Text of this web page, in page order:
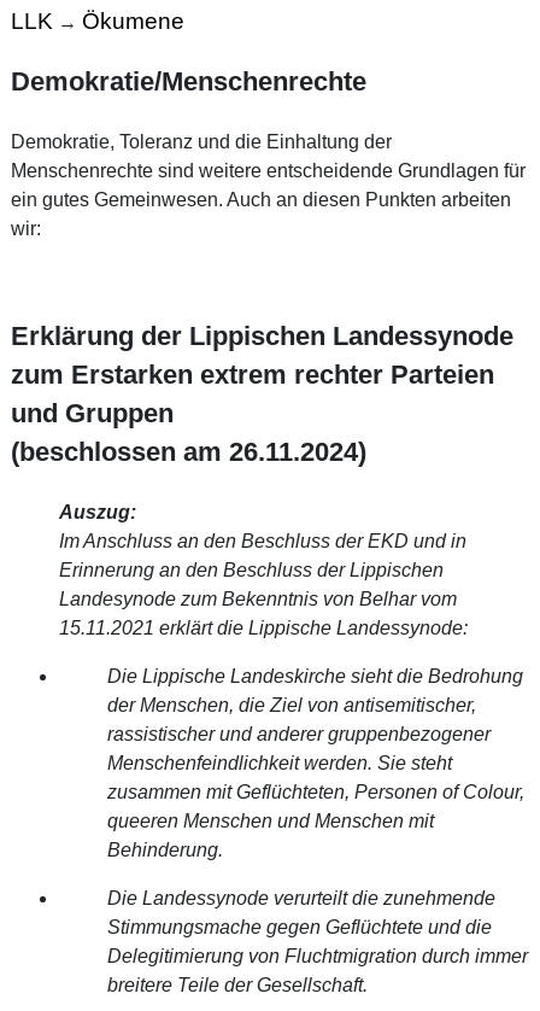
LLK → Ökumene
Demokratie/Menschenrechte
Demokratie, Toleranz und die Einhaltung der
Menschenrechte sind weitere entscheidende Grundlagen für
ein gutes Gemeinwesen. Auch an diesen Punkten arbeiten
wir:
Erklärung der Lippischen Landessynode
zum Erstarken extrem rechter Parteien
und Gruppen
(beschlossen am 26.11.2024)
Auszug:
Im Anschluss an den Beschluss der EKD und in
Erinnerung an den Beschluss der Lippischen
Landesynode zum Bekenntnis von Belhar vom
15.11.2021 erklärt die Lippische Landessynode:
Die Lippische Landeskirche sieht die Bedrohung
der Menschen, die Ziel von antisemitischer,
rassistischer und anderer gruppenbezogener
Menschenfeindlichkeit werden. Sie steht
zusammen mit Geflüchteten, Personen of Colour,
queeren Menschen und Menschen mit
Behinderung.
Die Landessynode verurteilt die zunehmende
Stimmungsmache gegen Geflüchtete und die
Delegitimierung von Fluchtmigration durch immer
breitere Teile der Gesellschaft.